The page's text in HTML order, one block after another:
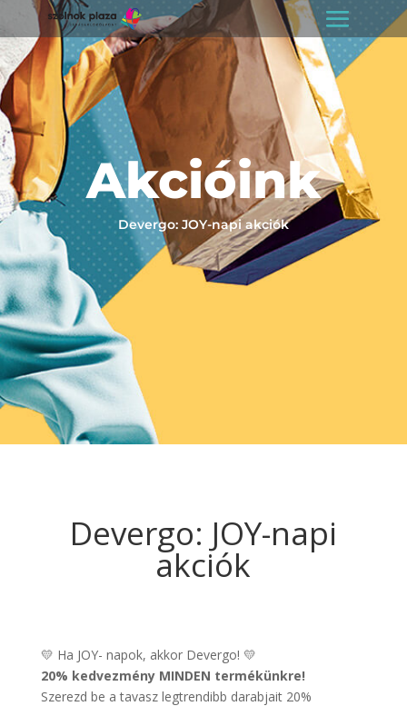
Akcióink
Devergo: JOY-napi akciók
Devergo: JOY-napi
akciók
💛 Ha JOY- napok, akkor Devergo! 💛
20% kedvezmény MINDEN termékünkre!
Szerezd be a tavasz legtrendibb darabjait 20%